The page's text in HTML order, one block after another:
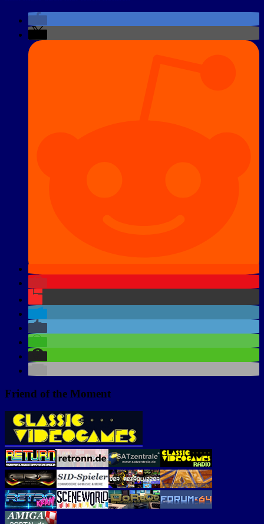
Friend of the Moment